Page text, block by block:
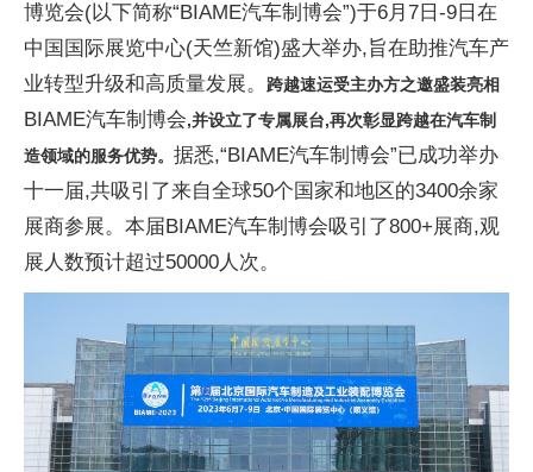
博览会(以下简称“BIAME汽车制博会”)于6月7日-9日在
中国国际展览中心(天竺新馆)盛大举办,旨在助推汽车产
业转型升级和高质量发展。 跨越速运受主办方之邀盛装亮相
BIAME汽车制博会,并设立了专属展台,再次彰显跨越在汽车制
造领域的服务优势。 据悉,“BIAME汽车制博会”已成功举办
十一届,共吸引了来自全球50个国家和地区的3400余家
展商参展。本届BIAME汽车制博会吸引了800+展商,观
展人数预计超过50000人次。